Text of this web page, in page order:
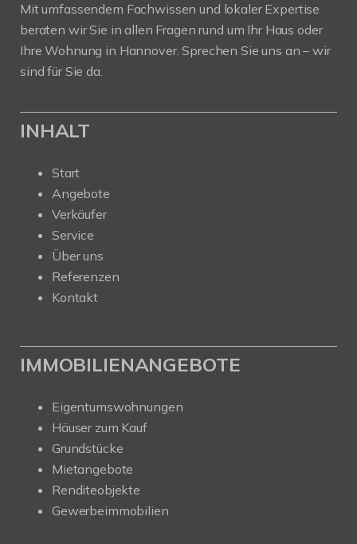
Mit umfassendem Fachwissen und lokaler Expertise
beraten wir Sie in allen Fragen rund um Ihr Haus oder
Ihre Wohnung in Hannover. Sprechen Sie uns an – wir
sind für Sie da.
INHALT
Start
Angebote
Verkäufer
Service
Über uns
Referenzen
Kontakt
IMMOBILIENANGEBOTE
Eigentumswohnungen
Häuser zum Kauf
Grundstücke
Mietangebote
Renditeobjekte
Gewerbeimmobilien